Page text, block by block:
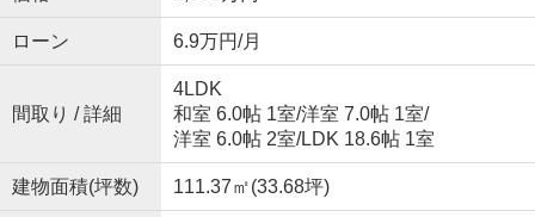
ローン 6.9万円/月
間取り / 詳細
4LDK
和室 6.0帖 1室/洋室 7.0帖 1室/
洋室 6.0帖 2室/LDK 18.6帖 1室
建物面積(坪数) 111.37㎡(33.68坪)